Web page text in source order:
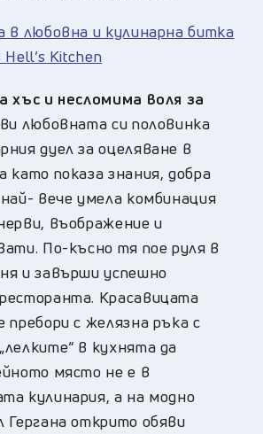
в любовна и кулинарна битка
Kitchen
хъс и несломима воля за
любовната си половинка
дуел за оцеляване в
като показа знания, добра
вече умела комбинация
въображение и
По-късно тя пое руля в
и завърши успешно
Красавицата
пребори с желязна ръка с
в кухнята да
място не е в
кулинария, а на модно
открито обяви